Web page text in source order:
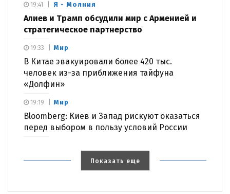
Я - Молния
Алиев и Трамп обсудили мир с Арменией и
стратегическое партнерство
19:41
Мир
В Китае эвакуировали более 420 тыс.
человек из-за приближения тайфуна
«Долфин»
19:33
Мир
Bloomberg: Киев и Запад рискуют оказаться
перед выбором в пользу условий России
19:19
Показать еще